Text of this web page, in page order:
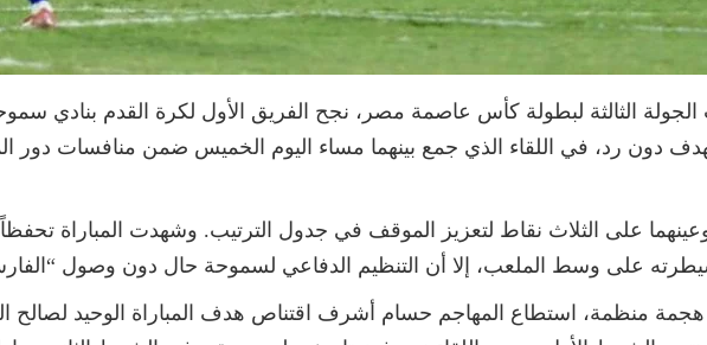
الثالثة لبطولة كأس عاصمة مصر، نجح الفريق الأول لكرة القدم بنادي
دون رد، في اللقاء الذي جمع بينهما مساء اليوم الخميس ضمن منافسات دور
على الثلاث نقاط لتعزيز الموقف في جدول الترتيب. وشهدت المباراة
على وسط الملعب، إلا أن التنظيم الدفاعي لسموحة حال دون وصول
41، ومن هجمة منظمة، استطاع المهاجم حسام أشرف اقتناص هدف المباراة الوحيد